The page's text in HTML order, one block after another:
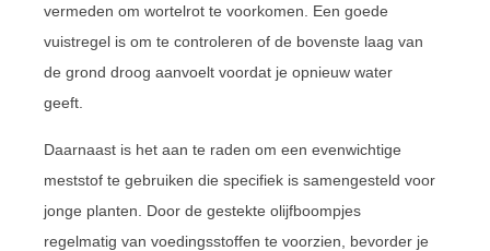
vermeden om wortelrot te voorkomen. Een goede
vuistregel is om te controleren of de bovenste laag van
de grond droog aanvoelt voordat je opnieuw water
geeft.
Daarnaast is het aan te raden om een evenwichtige
meststof te gebruiken die specifiek is samengesteld voor
jonge planten. Door de gestekte olijfboompjes
regelmatig van voedingsstoffen te voorzien, bevorder je